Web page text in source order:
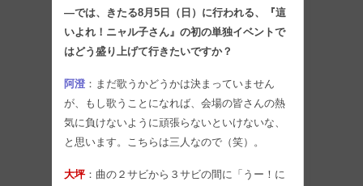
―では、きたる8月5日（日）に行われる、『這
いよれ！ニャル子さん』の初の単独イベントで
はどう盛り上げて行きたいですか？
阿澄 ：まだ歌うかどうかは決まっていません
が、もし歌うことになれば、会場の皆さんの熱
気に負けないように頑張らないといけないな、
と思います。こちらは三人なので（笑）。
大坪：曲の２サビから３サビの間に「うー！に